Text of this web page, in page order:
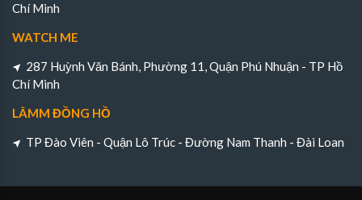
Chí Minh
WATCH ME
287 Huỳnh Văn Bánh, Phường 11, Quận Phú Nhuận - TP Hồ
Chí Minh
LÂMM ĐỒNG HỒ
TP Đào Viên - Quận Lô Trúc - Đường Nam Thanh - Đài Loan